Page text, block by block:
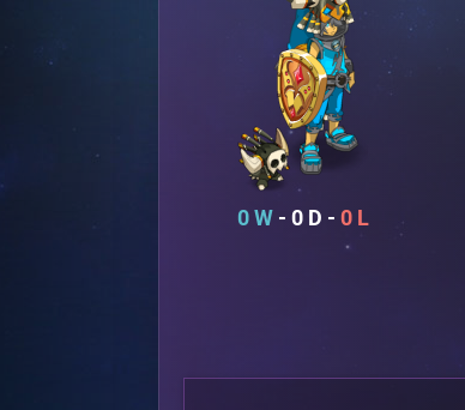
0 0 0